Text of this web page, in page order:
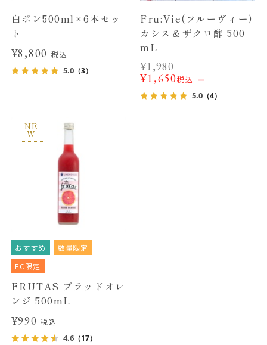
白ポン500ml×6本セッ
ト
¥8,800税込
5.0（3）
Fru:Vie(フルーヴィー)
カシス＆ザクロ酢 500
mL
¥1,980
¥1,650税込
5.0 （4）
NE
W
おすすめ
数量限定
EC限定
FRUTAS ブラッドオレ
ンジ 500mL
¥990税込
4.6（17）